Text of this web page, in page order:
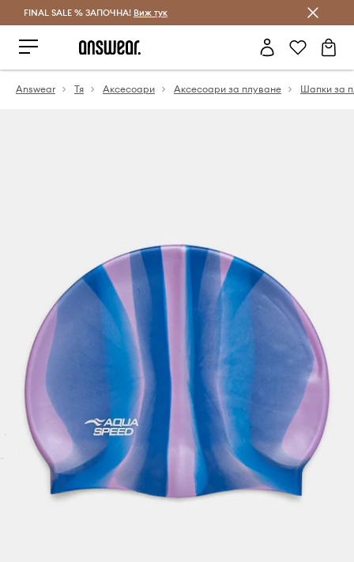
Спестявай с Answear Club
FINAL SALE % ЗАПОЧНА! Виж тук
Answear Тя Аксесоари Аксесоари за плуване Шапки за